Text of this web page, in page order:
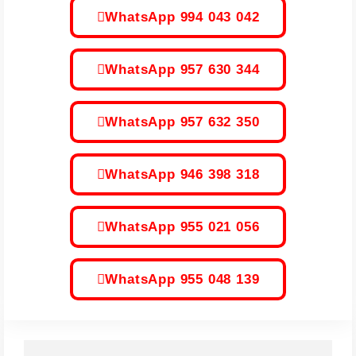
WhatsApp 994 043 042
WhatsApp 957 630 344
WhatsApp 957 632 350
WhatsApp 946 398 318
WhatsApp 955 021 056
WhatsApp 955 048 139